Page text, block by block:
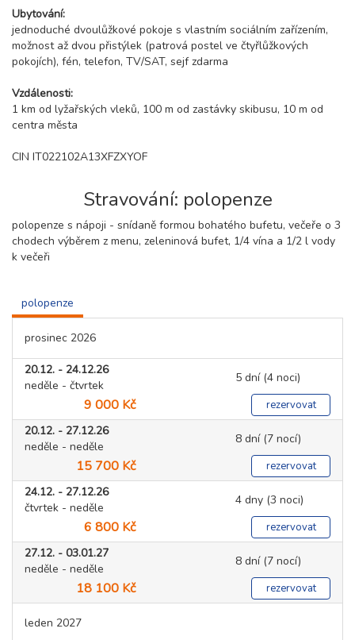
Ubytování:
jednoduché dvoulůžkové pokoje s vlastním sociálním zařízením,
možnost až dvou přistýlek (patrová postel ve čtyřlůžkových
pokojích), fén, telefon, TV/SAT, sejf zdarma
Vzdálenosti:
1 km od lyžařských vleků, 100 m od zastávky skibusu, 10 m od
centra města
CIN IT022102A13XFZXYOF
Stravování: polopenze
polopenze s nápoji - snídaně formou bohatého bufetu, večeře o 3
chodech výběrem z menu, zeleninová bufet, 1/4 vína a 1/2 l vody
k večeři
polopenze
prosinec 2026
20.12. - 24.12.26
neděle - čtvrtek
5 dní (4 noci)
9 000 Kč rezervovat
20.12. - 27.12.26
neděle - neděle
8 dní (7 nocí)
15 700 Kč rezervovat
24.12. - 27.12.26
čtvrtek - neděle
4 dny (3 noci)
6 800 Kč rezervovat
27.12. - 03.01.27
neděle - neděle
8 dní (7 nocí)
18 100 Kč rezervovat
leden 2027